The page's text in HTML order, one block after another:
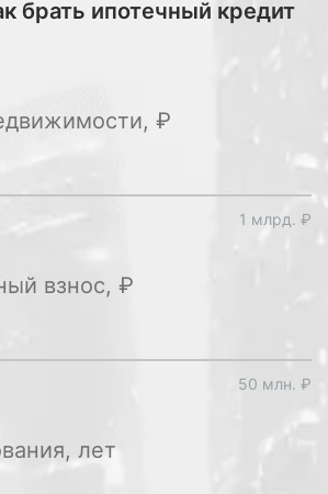
брать ипотечный кредит
₽
1 млрд. ₽
взнос, ₽
50 млн. ₽
лет